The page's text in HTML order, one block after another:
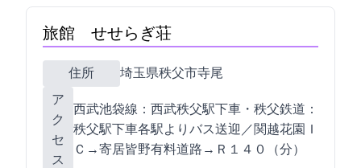
旅館 せせらぎ荘
住所
埼玉県秩父市寺尾3441-6
ア
ク
セ
ス
西武池袋線：西武秩父駅下車・秩父鉄道：
秩父駅下車各駅よりバス送迎／関越花園Ｉ
Ｃ→寄居皆野有料道路→Ｒ１４０（28分）